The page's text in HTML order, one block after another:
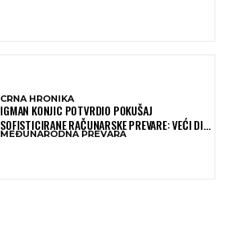
CRNA HRONIKA
IGMAN KONJIC POTVRDIO POKUŠAJ
SOFISTICIRANE RAČUNARSKE PREVARE: VEĆI DIO
NOVCA BLOKIRAN, OČEKUJE SE POVRAT
MEĐUNARODNA PREVARA